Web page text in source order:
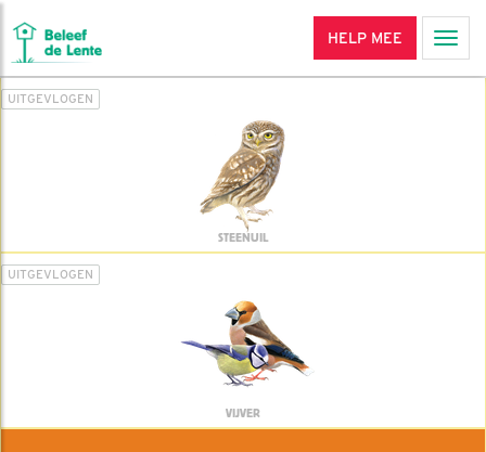
HELP MEE
UITGEVLOGEN
STEENUIL
UITGEVLOGEN
VIJVER